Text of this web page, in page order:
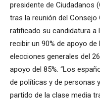
presidente de Ciudadanos
tras la reunión del Consejo
ratificado su candidatura a
recibir un 90% de apoyo
elecciones generales del
apoyo del 85%. “Los
de políticas y de personas
partido de la clase media